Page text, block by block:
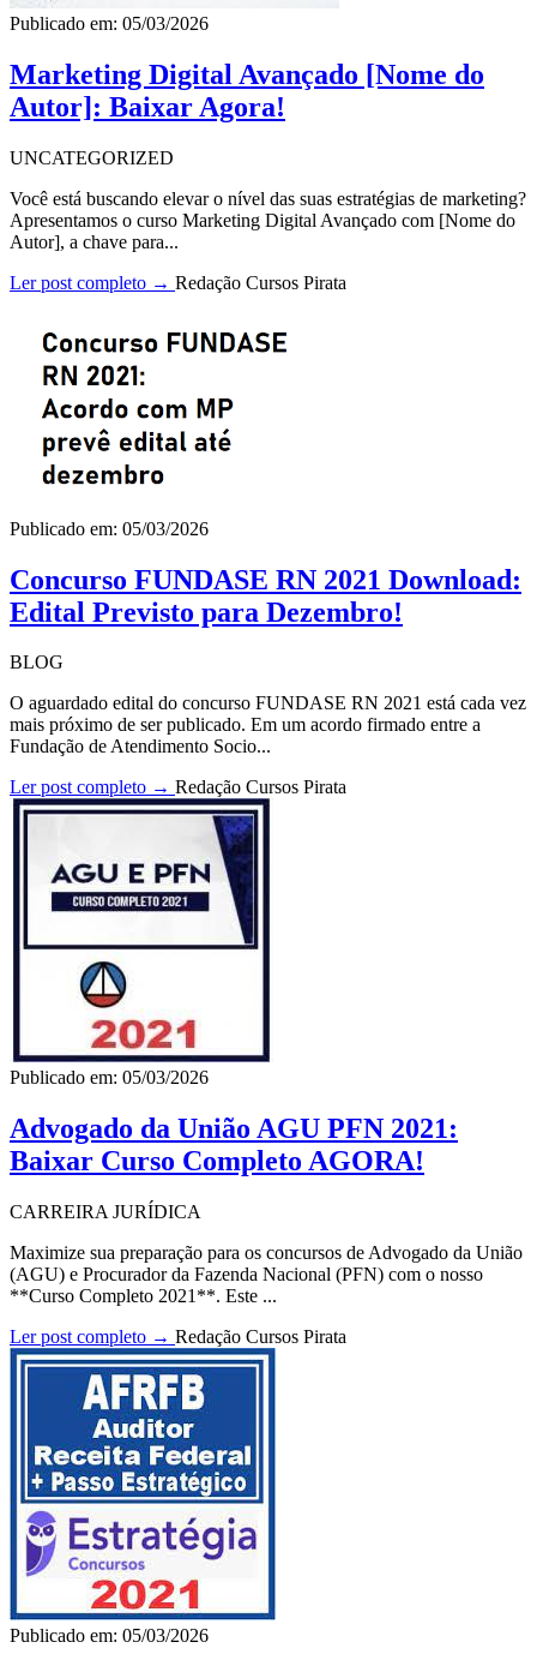
Publicado em: 05/03/2026
Marketing Digital Avançado [Nome do
Autor]: Baixar Agora!
UNCATEGORIZED
Você está buscando elevar o nível das suas estratégias de marketing?
Apresentamos o curso Marketing Digital Avançado com [Nome do
Autor], a chave para...
Ler post completo → Redação Cursos Pirata
Publicado em: 05/03/2026
Concurso FUNDASE RN 2021 Download:
Edital Previsto para Dezembro!
BLOG
O aguardado edital do concurso FUNDASE RN 2021 está cada vez
mais próximo de ser publicado. Em um acordo firmado entre a
Fundação de Atendimento Socio...
Ler post completo → Redação Cursos Pirata
Publicado em: 05/03/2026
Advogado da União AGU PFN 2021:
Baixar Curso Completo AGORA!
CARREIRA JURÍDICA
Maximize sua preparação para os concursos de Advogado da União
(AGU) e Procurador da Fazenda Nacional (PFN) com o nosso
**Curso Completo 2021**. Este ...
Ler post completo → Redação Cursos Pirata
Publicado em: 05/03/2026